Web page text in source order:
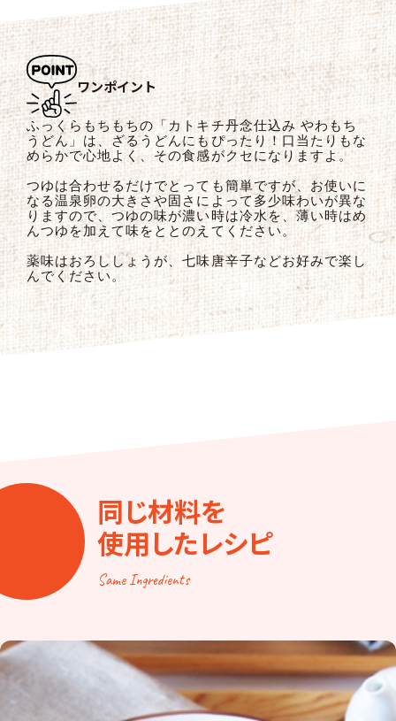
ワンポイント
ふっくらもちもちの「カトキチ丹念仕込み やわもち
うどん」は、ざるうどんにもぴったり！口当たりもな
めらかで心地よく、その食感がクセになりますよ。
つゆは合わせるだけでとっても簡単ですが、お使いに
なる温泉卵の大きさや固さによって多少味わいが異な
りますので、つゆの味が濃い時は冷水を、薄い時はめ
んつゆを加えて味をととのえてください。
薬味はおろししょうが、七味唐辛子などお好みで楽し
んでください。
同じ材料を
使用したレシピ
Same Ingredients